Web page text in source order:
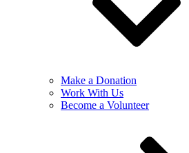
Make a Donation
Work With Us
Become a Volunteer